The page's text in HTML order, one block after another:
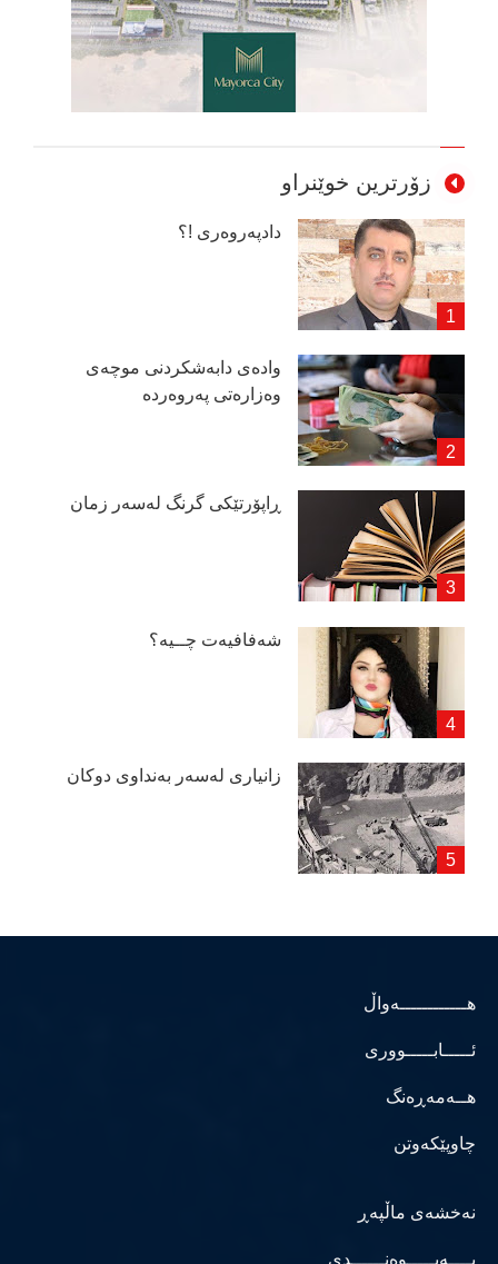
زۆرترین خوێنراو
دادپەروەری !؟
وادەی دابەشكردنی موچەی
وەزارەتی پەروەردە
ڕاپۆرتێكی گرنگ لەسەر زمان
شەفافیەت چــیە؟
زانیاری لەسەر بەنداوی دوكان
هــــــــــــەواڵ
ئـــــابـــــووری
هــەمەڕەنگ
چاوپێکەوتن
نەخشەی ماڵپەڕ
پــــەیـــــوەنــــــدی